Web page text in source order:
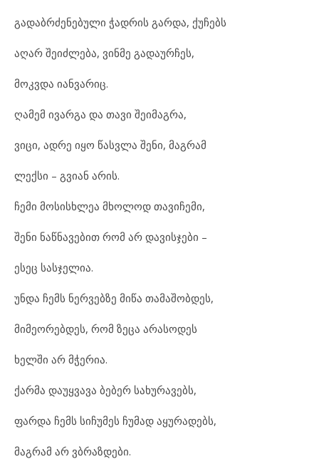
გადაბრძენებული ჭადრის გარდა, ქუჩებს
აღარ შეიძლება, ვინმე გადაურჩეს,
მოკვდა იანვარიც.
ღამემ ივარგა და თავი შეიმაგრა,
ვიცი, ადრე იყო წასვლა შენი, მაგრამ
ლექსი – გვიან არის.
ჩემი მოსისხლეა მხოლოდ თავიჩემი,
შენი ნაწნავებით რომ არ დავისჯები –
ესეც სასჯელია.
უნდა ჩემს ნერვებზე მიწა თამაშობდეს,
მიმეორებდეს, რომ ზეცა არასოდეს
ხელში არ მჭერია.
ქარმა დაუყვავა ბებერ სახურავებს,
ფარდა ჩემს სიჩუმეს ჩუმად აყურადებს,
მაგრამ არ ვბრაზდები.